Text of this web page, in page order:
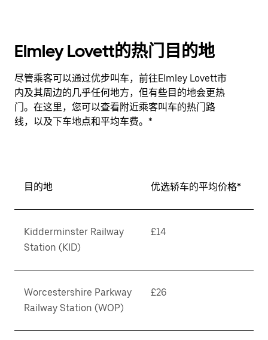
Elmley Lovett的热门目的地
尽管乘客可以通过优步叫车，前往Elmley Lovett市
内及其周边的几乎任何地方，但有些目的地会更热
门。在这里，您可以查看附近乘客叫车的热门路
线，以及下车地点和平均车费。*
目的地 优选轿车的平均价格*
Kidderminster Railway
Station (KID)
£14
Worcestershire Parkway
Railway Station (WOP)
£26